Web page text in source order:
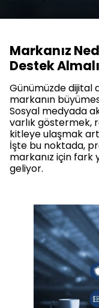
Markanız
Destek
Günümüzde dijital
markanın
Sosyal medyada
varlık göstermek,
kitleye ulaşmak
İşte bu noktada,
markanız için fark
geliyor.